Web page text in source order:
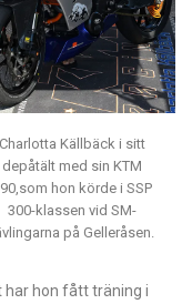
Charlotta Källbäck i sitt
depåtält med sin KTM
hon körde i SSP
300-klassen vid SM-
på Gelleråsen.
har hon fått träning i